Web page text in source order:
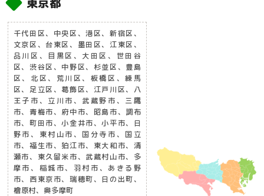
千代田区、中央区、港区、新宿区、
文京区、台東区、墨田区、江東区、
品川区、目黒区、大田区、世田谷
区、渋谷区、中野区、杉並区、豊島
区、北区、荒川区、板橋区、練馬
区、足立区、葛飾区、江戸川区、八
王子市、立川市、武蔵野市、三鷹
市、青梅市、府中市、昭島市、調布
市、町田市、小金井市、小平市、日
野市、東村山市、国分寺市、国立
市、福生市、狛江市、東大和市、清
瀬市、東久留米市、武蔵村山市、多
摩市、稲城市、羽村市、あきる野
市、西東京市、瑞穂町、日の出町、
檜原村、奥多摩町